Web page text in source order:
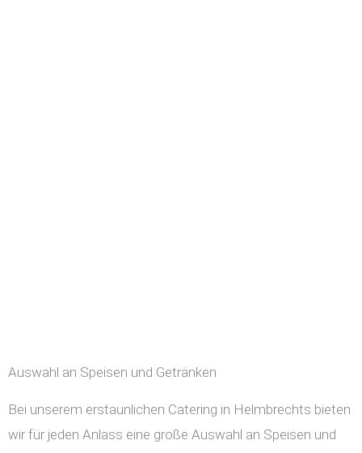
Auswahl an Speisen und Getränken
Bei unserem erstaunlichen Catering in Helmbrechts bieten
wir für jeden Anlass eine große Auswahl an Speisen und